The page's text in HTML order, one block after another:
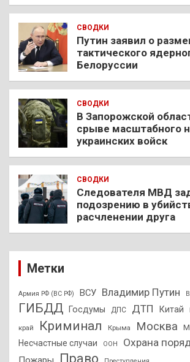
СВОДКИ
Путин заявил о
тактического
Белоруссии
СВОДКИ
В Запорожской
срыве масштабного
украинских войск
СВОДКИ
Следователя МВД
подозрению в
расчленении друга
Метки
Армия РФ (ВС РФ) ВСУ Владимир Путин
ГИБДД Госдумы ДПС ДТП Китай
край Криминал Крыма Москва
Несчастные случаи ООН Охрана
Право